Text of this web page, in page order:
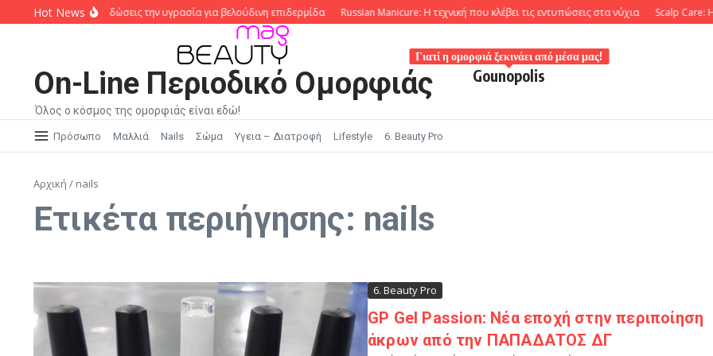
Μετάβαση στο περιεχόμενο
Hot News
Oils: Πώς να κλειδώσεις την υγρασία για βελούδινη επιδερμίδα Russian Manicure: Η τεχνική που κλέβει τις εντυπώσεις στα νύχια Scalp Care: Η
On-Line Περιοδικό Ομορφιάς
Όλος ο κόσμος της ομορφιάς είναι εδώ!
Gounopolis
Γιατί η ομορφιά ξεκινάει από μέσα μας!
Πρόσωπο Μαλλιά Nails Σώμα Υγεια – Διατροφή Lifestyle 6. Beauty Pro
Αρχική / nails
Ετικέτα περιήγησης: nails
6. Beauty Pro
GP Gel Passion: Νέα εποχή στην περιποίηση
άκρων από την ΠΑΠΑΔΑΤΟΣ ΔΓ